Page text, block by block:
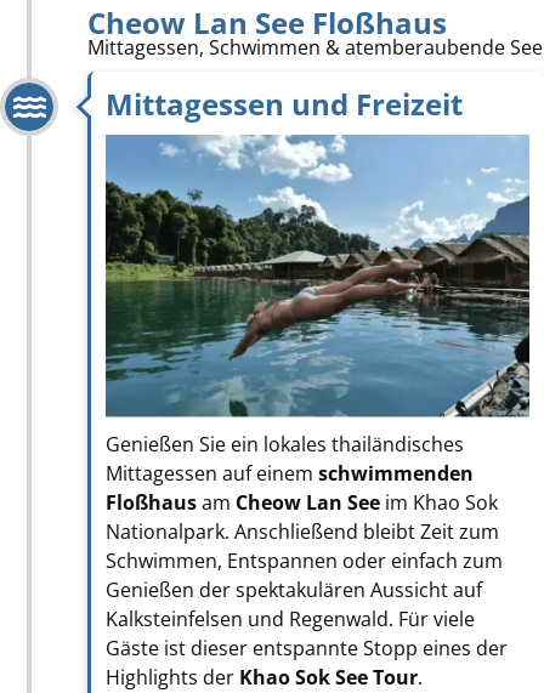
Cheow Lan See Floßhaus
Mittagessen, Schwimmen & atemberaubende
Mittagessen und Freizeit
Genießen Sie ein lokales thailändisches
Mittagessen auf einem schwimmenden
Floßhausam Cheow Lan See im Khao Sok
Nationalpark. Anschließend bleibt Zeit zum
Schwimmen, Entspannen oder einfach zum
Genießen der spektakulären Aussicht auf
Kalksteinfelsen und Regenwald. Für viele
Gäste ist dieser entspannte Stopp eines der
Highlights der Khao Sok See Tour.